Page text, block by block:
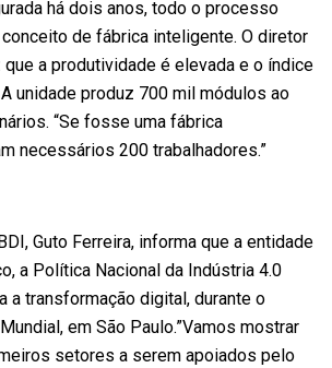
há dois anos, todo o processo
de fábrica inteligente. O diretor
que a produtividade é elevada e o índice
unidade produz 700 mil módulos ao
“Se fosse uma fábrica
necessários 200 trabalhadores.”
Guto Ferreira, informa que a entidade
a Política Nacional da Indústria 4.0
a transformação digital, durante o
em São Paulo.”Vamos mostrar
setores a serem apoiados pelo